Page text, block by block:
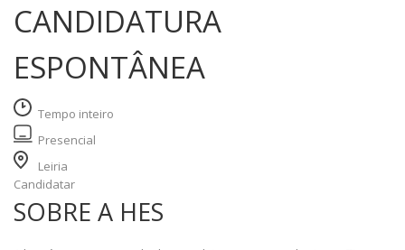
CANDIDATURA
ESPONTÂNEA
Tempo inteiro
Presencial
Leiria
Candidatar
SOBRE A HES